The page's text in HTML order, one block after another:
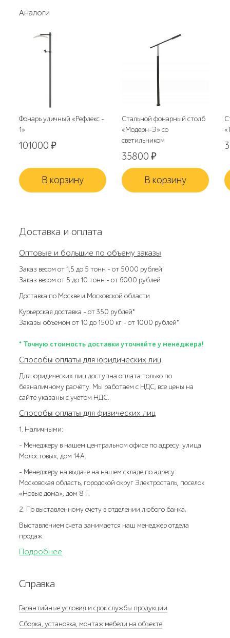
Аналоги
Фонарь уличный «Рефлекс -
1»
101000₽
В корзину
Стальной фонарный столб
«Модерн-Э» со
светильником
35800₽
В корзину
Доставка и оплата
Оптовые и большие по объему заказы
Заказ весом от 1,5 до 5 тонн – от 5000 рублей
Заказ весом от 5 до 10 тонн – от 6000 рублей
Доставка по Москве и Московской области
Курьерская доставка – от 350 рублей*
Заказы объемом от 10 до 1500 кг – от 1000 рублей*
* Точную стоимость доставки уточняйте у менеджера!
Способы оплаты для юридических лиц
Для юридических лиц доступна оплата только по
безналичному расчёту. Мы работаем с НДС, все цены на
сайте указаны с учетом НДС.
Способы оплаты для физических лиц
1. Наличными:
- Менеджеру в нашем центральном офисе по адресу: улица
Молостовых, дом 14А.
- Менеджеру на выдаче на нашем складе по адресу:
Московская область, городской округ Электросталь, поселок
«Новые дома», дом 8 Г.
2. По выставленному счету в отделении любого банка.
Выставлением счета занимается наш менеджер отдела
продаж.
Подробнее
Справка
Гарантийные условия и срок службы продукции
Сборка, установка, монтаж мебели на объекте